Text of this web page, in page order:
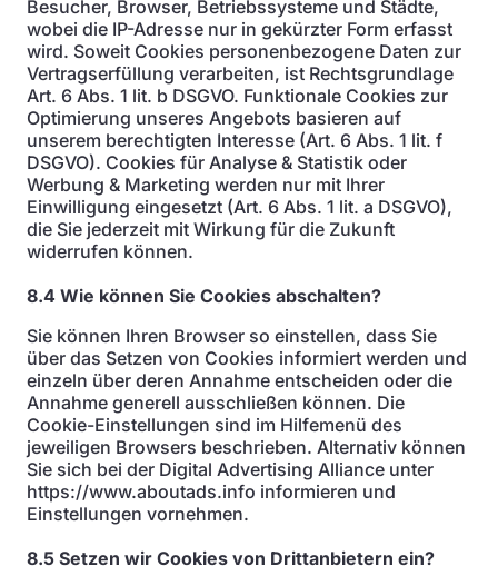
Besucher, Browser, Betriebssysteme und Städte,
wobei die IP-Adresse nur in gekürzter Form erfasst
wird. Soweit Cookies personenbezogene Daten zur
Vertragserfüllung verarbeiten, ist Rechtsgrundlage
Art. 6 Abs. 1 lit. b DSGVO. Funktionale Cookies zur
Optimierung unseres Angebots basieren auf
unserem berechtigten Interesse (Art. 6 Abs. 1 lit. f
DSGVO). Cookies für Analyse & Statistik oder
Werbung & Marketing werden nur mit Ihrer
Einwilligung eingesetzt (Art. 6 Abs. 1 lit. a DSGVO),
die Sie jederzeit mit Wirkung für die Zukunft
widerrufen können.
8.4 Wie können Sie Cookies abschalten?
Sie können Ihren Browser so einstellen, dass Sie
über das Setzen von Cookies informiert werden und
einzeln über deren Annahme entscheiden oder die
Annahme generell ausschließen können. Die
Cookie-Einstellungen sind im Hilfemenü des
jeweiligen Browsers beschrieben. Alternativ können
Sie sich bei der Digital Advertising Alliance unter
https://www.aboutads.info informieren und
Einstellungen vornehmen.
8.5 Setzen wir Cookies von Drittanbietern ein?